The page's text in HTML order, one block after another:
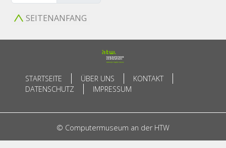
SEITENANFANG
STARTSEITE ÜBER UNS
KONTAKT
DATENSCHUTZ
IMPRESSUM
© Computermuseum an der HTW